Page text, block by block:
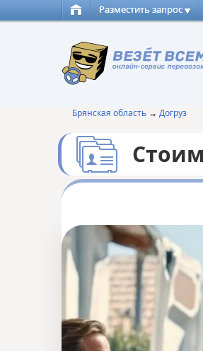
Разместить запрос
Брянская область → Догруз